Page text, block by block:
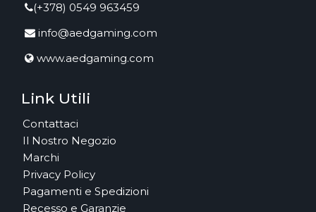
(+378) 0549 963459
info@aedgaming.com
www.aedgaming.com
Link Utili
Contattaci
Il Nostro Negozio
Marchi
Privacy Policy
Pagamenti e Spedizioni
Recesso e Garanzie